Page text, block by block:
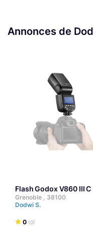
Annonces de
Flash Godox V860 III
Grenoble , 38100
Dodwi S.
0 (0)